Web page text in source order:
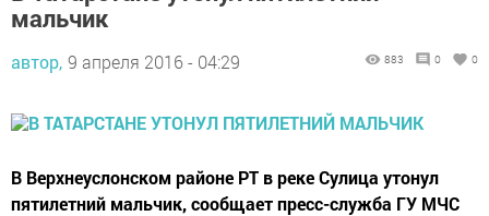
мальчик
автор, 9 апреля 2016 - 04:29 883 0 0
В Верхнеуслонском районе РТ в реке Сулица утонул
пятилетний мальчик, сообщает пресс-служба ГУ МЧС